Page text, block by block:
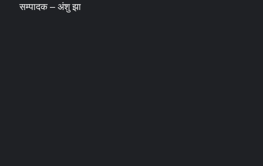
सम्पादक – अंशु झा